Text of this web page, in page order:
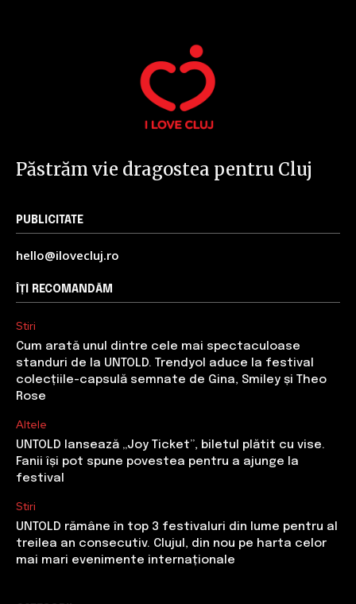
Păstrăm vie dragostea pentru Cluj
PUBLICITATE
hello@ilovecluj.ro
ÎȚI RECOMANDĂM
Stiri
Cum arată unul dintre cele mai spectaculoase
standuri de la UNTOLD. Trendyol aduce la festival
colecțiile-capsulă semnate de Gina, Smiley și Theo
Rose
Altele
UNTOLD lansează „Joy Ticket”, biletul plătit cu vise.
Fanii își pot spune povestea pentru a ajunge la
festival
Stiri
UNTOLD rămâne în top 3 festivaluri din lume pentru al
treilea an consecutiv. Clujul, din nou pe harta celor
mai mari evenimente internaționale